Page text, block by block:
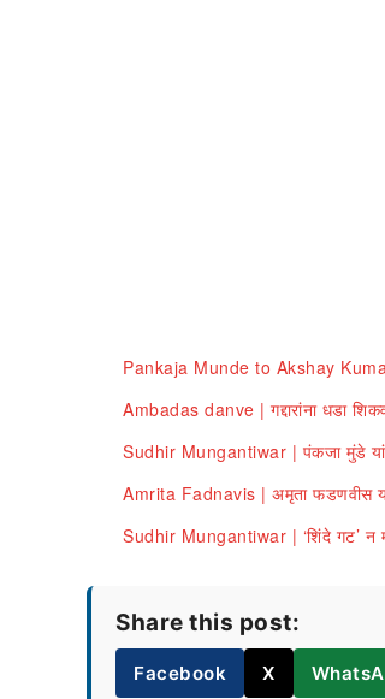
Pankaja Munde to Akshay
Ambadas danve | गद्दारांना धडा
Sudhir Mungantiwar | पंकजा मुंडे
Amrita Fadnavis | अमृता फडणवीस
Sudhir Mungantiwar | ‘शिंदे गट’ न
Share this post:
Facebook X